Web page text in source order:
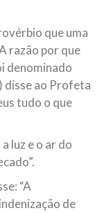
que uma
razão por que
denominado
disse ao Profeta
tudo o que
luz e o ar do
“A
de